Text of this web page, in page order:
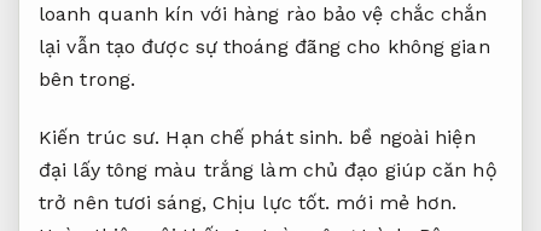
loanh quanh kín với hàng rào bảo vệ chắc chắn
lại vẫn tạo được sự thoáng đãng cho không gian
bên trong.
Kiến trúc sư. Hạn chế phát sinh. bề ngoài hiện
đại lấy tông màu trắng làm chủ đạo giúp căn hộ
trở nên tươi sáng, Chịu lực tốt. mới mẻ hơn.